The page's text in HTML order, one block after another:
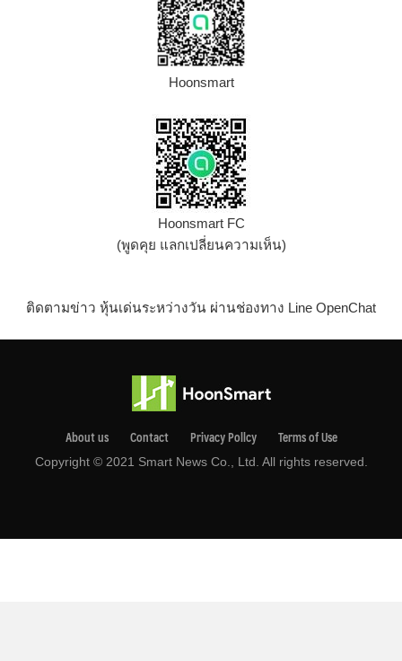
Hoonsmart
Hoonsmart FC
(พูดคุย แลกเปลี่ยนความเห็น)
ติดตามข่าว หุ้นเด่นระหว่างวัน ผ่านช่องทาง Line OpenChat
About us Contact Privacy Pollcy Terms of Use
Copyright © 2021 Smart News Co., Ltd. All rights reserved.